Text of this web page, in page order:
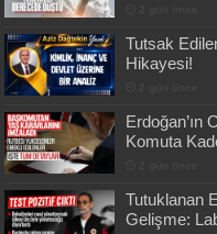
Tutsak
Hikayesi!
Erdoğan’ın
Komuta
Tutuklanan
Gelişme: